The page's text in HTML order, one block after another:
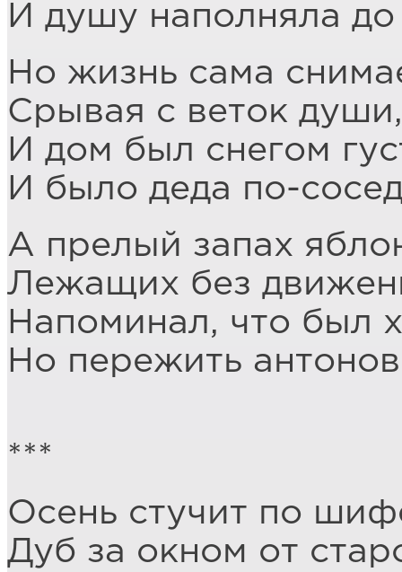
И душу наполняла до
Но жизнь сама
Срывая с веток
И дом был снегом
И было деда по-
А прелый запах
Лежащих без
Напоминал, что был
Но пережить
***
Осень стучит по
Дуб за окном от